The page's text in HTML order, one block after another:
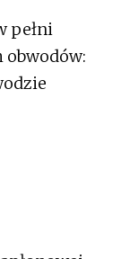
pełni
obwodów: